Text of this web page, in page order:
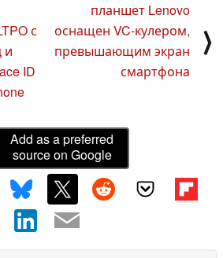
с
и
ID
планшет Lenovo
оснащен VC-кулером,
превышающим экран
смартфона
⟩
Add as a preferred
source on Google